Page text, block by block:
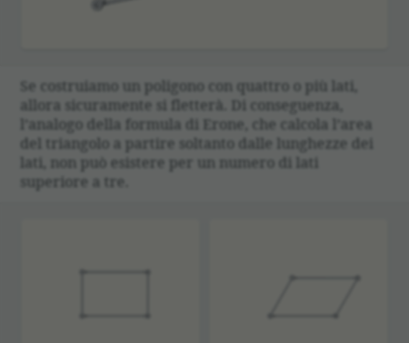
Se costruiamo un poligono con quattro o più lati,
allora sicuramente si fletterà. Di conseguenza,
l’analogo della formula di Erone, che calcola l’area
del triangolo a partire soltanto dalle lunghezze dei
lati, non può esistere per un numero di lati
superiore a tre.